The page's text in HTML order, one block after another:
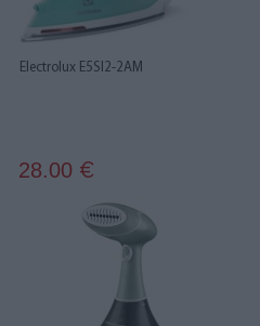
Electrolux E5SI2-2AM
28.00 €